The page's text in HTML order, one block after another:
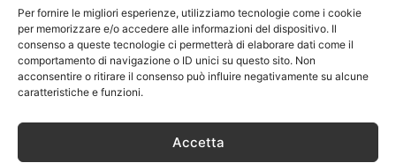
Per fornire le migliori esperienze, utilizziamo tecnologie come i cookie
per memorizzare e/o accedere alle informazioni del dispositivo. Il
consenso a queste tecnologie ci permetterà di elaborare dati come il
comportamento di navigazione o ID unici su questo sito. Non
acconsentire o ritirare il consenso può influire negativamente su alcune
caratteristiche e funzioni.
Accetta
Sito web
Questo sito utilizza Akismet per ridurre lo spam.
vengono elaborati i dati derivati dai commenti